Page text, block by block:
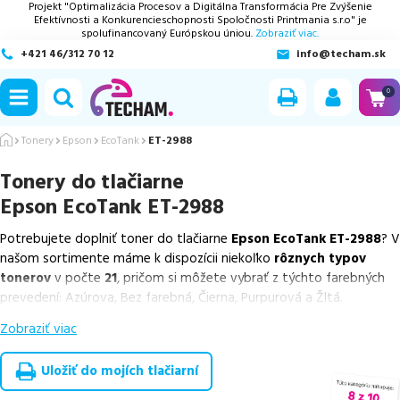
Projekt "Optimalizácia Procesov a Digitálna Transformácia Pre Zvýšenie
Efektívnosti a Konkurencieschopnosti Spoločnosti Printmania s.r.o" je
spolufinancovaný Európskou úniou. Zobraziť viac.
+421 46/312 70 12
info@techam.sk
0
Tonery Epson EcoTank ET-2988
Tonery do tlačiarne
Epson EcoTank ET-2988
Potrebujete doplniť toner do tlačiarne Epson EcoTank ET-2988? V
našom sortimente máme k dispozícii niekoľko rôznych typov
tonerovv počte 21, pričom si môžete vybrať z týchto farebných
prevedení: Azúrova, Bez farebná, Čierna, Purpurová a Žltá.
Z uvedeného množstva dostupných náplní
náplnev počte1ks, ako ajcenovo výhodnejšie alternatívy,
ktoré plne zachovávajú kvalitu tlače
overené náhrady v rôznych triedach
, medzi ktoré patríšpičková
Zobraziť viac
Uložiť do mojích tlačiarní